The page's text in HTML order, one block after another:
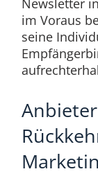
im Voraus
seine